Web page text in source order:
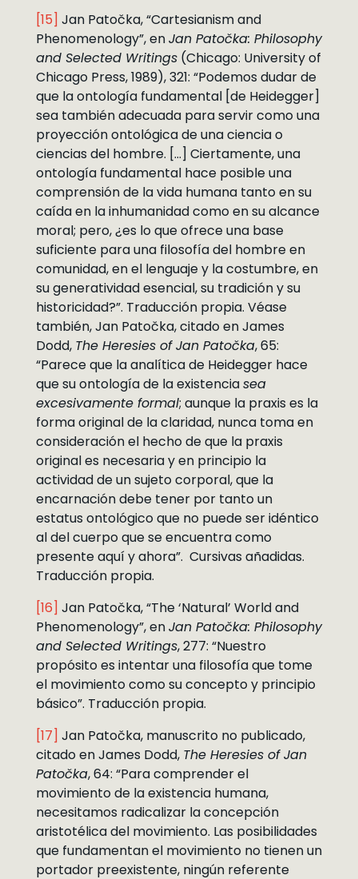
[15] Jan Patočka, “Cartesianism and
Phenomenology”, enJan Patočka: Philosophy
and Selected Writings(Chicago: University of
Chicago Press, 1989), 321: “Podemos dudar de
que la ontología fundamental [de Heidegger]
sea también adecuada para servir como una
proyección ontológica de una ciencia o
ciencias del hombre. […] Ciertamente, una
ontología fundamental hace posible una
comprensión de la vida humana tanto en su
caída en la inhumanidad como en su alcance
moral; pero, ¿es lo que ofrece una base
suficiente para una filosofía del hombre en
comunidad, en el lenguaje y la costumbre, en
su generatividad esencial, su tradición y su
historicidad?”. Traducción propia. Véase
también, Jan Patočka, citado en James
Dodd, The Heresies of Jan Patočka, 65:
“Parece que la analítica de Heidegger hace
que su ontología de la existenciasea
excesivamente formal; aunque la praxis es la
forma original de la claridad, nunca toma en
consideración el hecho de que la praxis
original es necesaria y en principio la
actividad de un sujeto corporal, que la
encarnación debe tener por tanto un
estatus ontológico que no puede ser idéntico
al del cuerpo que se encuentra como
presente aquí y ahora”. Cursivas añadidas.
Traducción propia.
[16] Jan Patočka, “The ‘Natural’ World and
Phenomenology”, enJan Patočka: Philosophy
and Selected Writings, 277: “Nuestro
propósito es intentar una filosofía que tome
el movimiento como su concepto y principio
básico”. Traducción propia.
[17] Jan Patočka, manuscrito no publicado,
citado en James Dodd, The Heresies of Jan
Patočka, 64: “Para comprender el
movimiento de la existencia humana,
necesitamos radicalizar la concepción
aristotélica del movimiento. Las posibilidades
que fundamentan el movimiento no tienen un
portador preexistente, ningún referente